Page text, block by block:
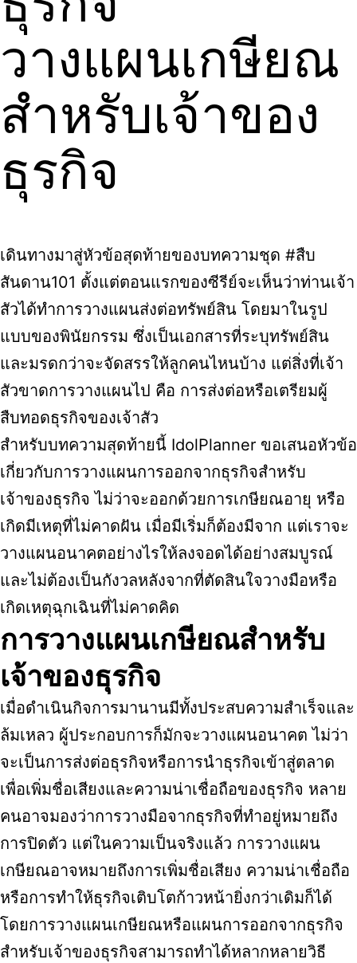
วางแผนเกษียณ
สำหรับเจ้าของ
ธุรกิจ
เดินทางมาสู่หัวข้อสุดท้ายของบทความชุด #สืบ
สันดาน101 ตั้งแต่ตอนแรกของซีรีย์จะเห็นว่าท่านเจ้า
สัวได้ทำการวางแผนส่งต่อทรัพย์สิน โดยมาในรูป
แบบของพินัยกรรม ซึ่งเป็นเอกสารที่ระบุทรัพย์สิน
และมรดกว่าจะจัดสรรให้ลูกคนไหนบ้าง แต่สิ่งที่เจ้า
สัวขาดการวางแผนไป คือ การส่งต่อหรือเตรียมผู้
สืบทอดธุรกิจของเจ้าสัว
สำหรับบทความสุดท้ายนี้ IdolPlanner ขอเสนอหัวข้อ
เกี่ยวกับการวางแผนการออกจากธุรกิจสำหรับ
เจ้าของธุรกิจ ไม่ว่าจะออกด้วยการเกษียณอายุ หรือ
เกิดมีเหตุที่ไม่คาดฝัน เมื่อมีเริ่มก็ต้องมีจาก แต่เราจะ
วางแผนอนาคตอย่างไรให้ลงจอดได้อย่างสมบูรณ์
และไม่ต้องเป็นกังวลหลังจากที่ตัดสินใจวางมือหรือ
เกิดเหตุฉุกเฉินที่ไม่คาดคิด
การวางแผนเกษียณสำหรับ
เจ้าของธุรกิจ
เมื่อดำเนินกิจการมานานมีทั้งประสบความสำเร็จและ
ล้มเหลว ผู้ประกอบการก็มักจะวางแผนอนาคต ไม่ว่า
จะเป็นการส่งต่อธุรกิจหรือการนำธุรกิจเข้าสู่ตลาด
เพื่อเพิ่มชื่อเสียงและความน่าเชื่อถือของธุรกิจ หลาย
คนอาจมองว่าการวางมือจากธุรกิจที่ทำอยู่หมายถึง
การปิดตัว แต่ในความเป็นจริงแล้ว การวางแผน
เกษียณอาจหมายถึงการเพิ่มชื่อเสียง ความน่าเชื่อถือ
หรือการทำให้ธุรกิจเติบโตก้าวหน้ายิ่งกว่าเดิมก็ได้
โดยการวางแผนเกษียณหรือแผนการออกจากธุรกิจ
สำหรับเจ้าของธุรกิจสามารถทำได้หลากหลายวิธี